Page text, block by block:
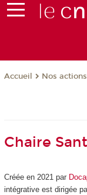
Accueil Nos actions
Chaire
Créée en 2021 par
intégrative est dirigée